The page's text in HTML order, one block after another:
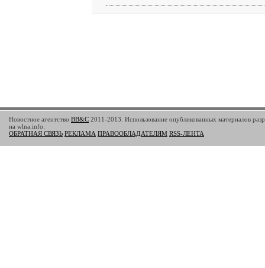
Новостное агентство BB&C 2011-2013. Использование опубликованных материалов
на wlna.info.
ОБРАТНАЯ СВЯЗЬ РЕКЛАМА ПРАВООБЛАДАТЕЛЯМ RSS-ЛЕНТА